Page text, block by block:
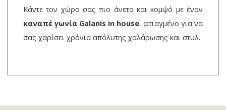
Κάντε τον χώρο σας πιο άνετο και κομψό με έναν
καναπέ γωνία Galanis in house, φτιαγμένο για να
σας χαρίσει χρόνια απόλυτης χαλάρωσης και στυλ.